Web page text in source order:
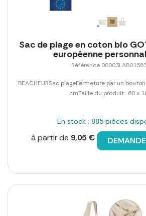
Sac de plage en coton bio
européenne
Référence
BEACHEURSac plageFermeture par un
cmTaille du produit : 60 x
En stock : 885 pièces
à partir de 9,05 €